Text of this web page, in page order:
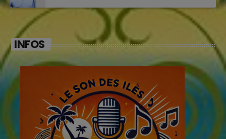
INFOS